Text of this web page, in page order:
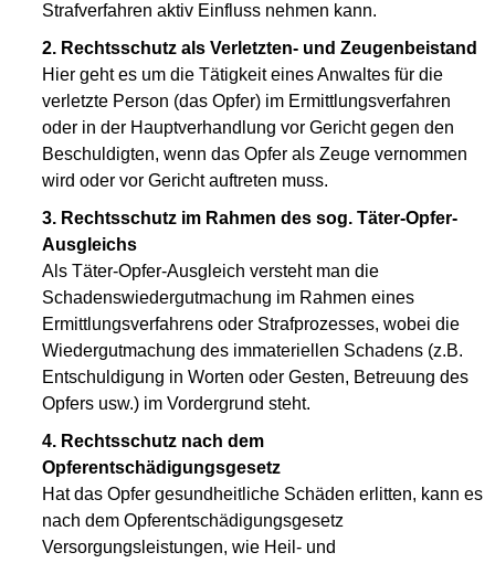
Strafverfahren aktiv Einfluss nehmen kann.
2. Rechtsschutz als Verletzten- und Zeugenbeistand
Hier geht es um die Tätigkeit eines Anwaltes für die
verletzte Person (das Opfer) im Ermittlungsverfahren
oder in der Hauptverhandlung vor Gericht gegen den
Beschuldigten, wenn das Opfer als Zeuge vernommen
wird oder vor Gericht auftreten muss.
3. Rechtsschutz im Rahmen des sog. Täter-Opfer-
Ausgleichs
Als Täter-Opfer-Ausgleich versteht man die
Schadenswiedergutmachung im Rahmen eines
Ermittlungsverfahrens oder Strafprozesses, wobei die
Wiedergutmachung des immateriellen Schadens (z.B.
Entschuldigung in Worten oder Gesten, Betreuung des
Opfers usw.) im Vordergrund steht.
4. Rechtsschutz nach dem
Opferentschädigungsgesetz
Hat das Opfer gesundheitliche Schäden erlitten, kann es
nach dem Opferentschädigungsgesetz
Versorgungsleistungen, wie Heil- und